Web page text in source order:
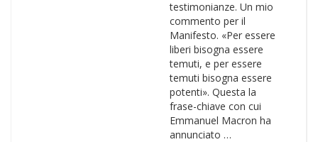
testimonianze. Un mio
commento per il
Manifesto. «Per essere
liberi bisogna essere
temuti, e per essere
temuti bisogna essere
potenti». Questa la
frase-chiave con cui
Emmanuel Macron ha
annunciato …